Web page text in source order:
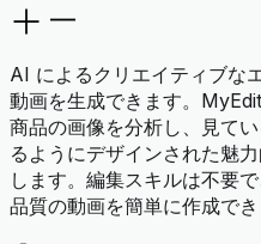
AI によるクリエイティブな
動画を生成できます。
商品の画像を分析し、見て
るようにデザインされた魅
します。編集スキルは不要
品質の動画を簡単に作成でき